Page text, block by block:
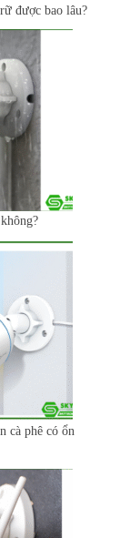
được bao lâu?
cà phê có ổn